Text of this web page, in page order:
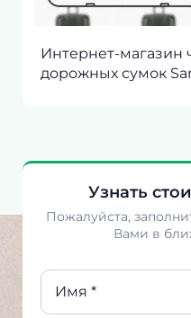
Интернет-магазин
дорожных сумок
Узнать
Пожалуйста,
Вами в
Имя *